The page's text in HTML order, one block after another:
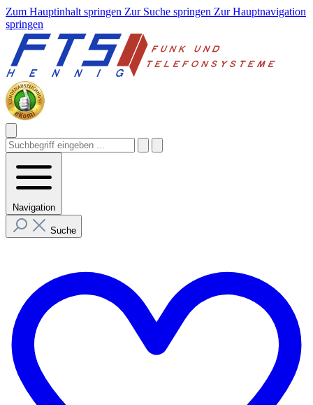
Zum Hauptinhalt springen Zur Suche springen Zur Hauptnavigation
springen
Navigation
Suche